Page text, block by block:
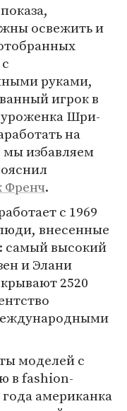
освежить и
руками,
игрок в
уроженка Шри-
на
мы избавляем
Френч.
с 1969
внесенные
самый высокий
и Элани
2520
моделей с
в fashion-
американка